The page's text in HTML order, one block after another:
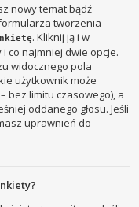
nowy temat bądź
tworzenia
. Kliknij ją i w
co najmniej dwie opcje.
widocznego pola
użytkownik może
bez limitu czasowego), a
oddanego głosu. Jeśli
uprawnień do